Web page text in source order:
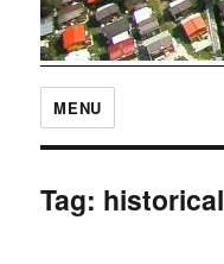
MENU
Tag: historical